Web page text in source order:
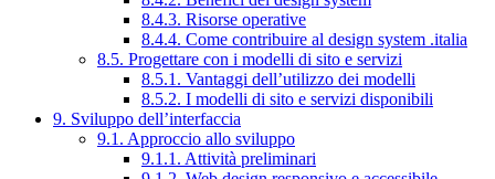
8.4.3. Risorse operative
8.4.4. Come contribuire al design system .italia
8.5. Progettare con i modelli di sito e servizi
8.5.1. Vantaggi dell’utilizzo dei modelli
8.5.2. I modelli di sito e servizi disponibili
9. Sviluppo dell’interfaccia
9.1. Approccio allo sviluppo
9.1.1. Attività preliminari